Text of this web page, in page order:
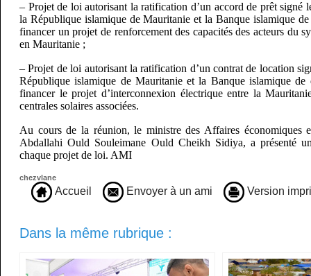
– Projet de loi autorisant la ratification d’un accord de prêt signé
la République islamique de Mauritanie et la Banque islamique
financer un projet de renforcement des capacités des acteurs du
en Mauritanie ;
– Projet de loi autorisant la ratification d’un contrat de location
République islamique de Mauritanie et la Banque islamique de
financer le projet d’interconnexion électrique entre la
centrales solaires associées.
Au cours de la réunion, le ministre des Affaires économiques
Abdallahi Ould Souleimane Ould Cheikh Sidiya, a présenté
chaque projet de loi. AMI
chezvlane
Accueil Envoyer à un ami Version
Dans la même rubrique :